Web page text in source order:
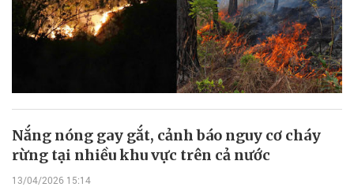
Nắng nóng gay gắt, cảnh báo nguy cơ cháy
rừng tại nhiều khu vực trên cả nước
13/04/2026 15:14